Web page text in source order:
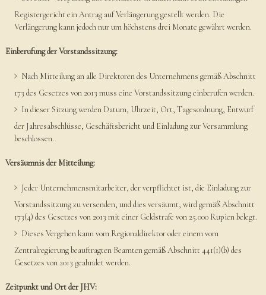
Registergericht ein Antrag auf Verlängerung gestellt werden. Die
Verlängerung kann jedoch nur um höchstens drei Monate gewährt werden.
Einberufung der Vorstandssitzung:
Nach Mitteilung an alle Direktoren des Unternehmens gemäß Abschnitt
173 des Gesetzes von 2013 muss eine Vorstandssitzung einberufen werden.
In dieser Sitzung werden Datum, Uhrzeit, Ort, Tagesordnung, Entwurf
der Jahresabschlüsse, Geschäftsbericht und Einladung zur Versammlung
beschlossen.
Versäumnis der Mitteilung:
Jeder Unternehmensmitarbeiter, der verpflichtet ist, die Einladung zur
Vorstandssitzung zu versenden, und dies versäumt, wird gemäß Abschnitt
173(4) des Gesetzes von 2013 mit einer Geldstrafe von 25.000 Rupien belegt.
Dieses Vergehen kann vom Regionaldirektor oder einem vom
Zentralregierung beauftragten Beamten gemäß Abschnitt 441(1)(b) des
Gesetzes von 2013 geahndet werden.
Zeitpunkt und Ort der JHV: